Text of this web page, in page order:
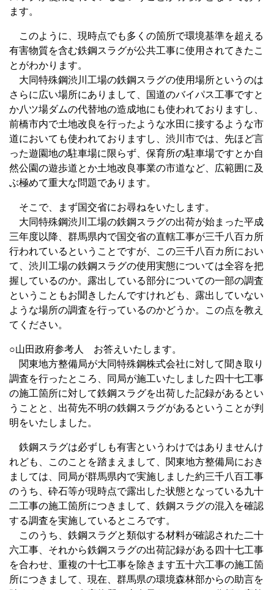
ます。
このように、現時点でも多くの箇所で環境基準を超える
有害物質を含む鉄鋼スラグが公共工事に使用されてきたこ
とがわかります。
大同特殊鋼渋川工場の鉄鋼スラグの使用場所というのは
さらに広い場所にありまして、国道のバイパス工事ですと
か八ツ場ダムの代替地の造成地にも使われておりますし、
前橋市内で土地改良を行ったような水田に接するような市
道においても使われておりますし、渋川市では、先ほど言
った遊園地の駐車場に限らず、保育所の駐車場ですとか自
然公園の遊歩道とか土地改良事業の市道など、広範囲に及
ぶ極めて重大な問題であります。
そこで、まず国交省にお尋ねをいたします。
大同特殊鋼渋川工場の鉄鋼スラグの出荷が始まった平成
三年度以降、群馬県内で国交省の直轄工事が三千八百カ所
行われているということですが、この三千八百カ所におい
て、渋川工場の鉄鋼スラグの使用実態については全容を把
握しているのか。露出している部分についての一部の調査
ということもお聞きしたんですけれども、露出していない
ような場所の調査を行っているのかどうか。この点を教え
てください。
○山田政府参考人 お答えいたします。
関東地方整備局が大同特殊鋼株式会社に対して聞き取り
調査を行ったところ、同局が施工いたしました四十七工事
の施工箇所に対して鉄鋼スラグを出荷した記録があるとい
うことと、出荷先不明の鉄鋼スラグがあるということが判
明をいたしました。
鉄鋼スラグは必ずしも有害というわけではありませんけ
れども、このことを踏まえまして、関東地方整備局におき
ましては、同局が群馬県内で実施しました約三千八百工事
のうち、砕石等が現時点で露出した状態となっている九十
二工事の施工箇所につきまして、鉄鋼スラグの混入を確認
する調査を実施しているところです。
このうち、鉄鋼スラグと類似する材料が確認された二十
六工事、それから鉄鋼スラグの出荷記録がある四十七工事
を合わせ、重複の十七工事を除きます五十六工事の施工箇
所につきまして、現在、群馬県の環境森林部からの助言を